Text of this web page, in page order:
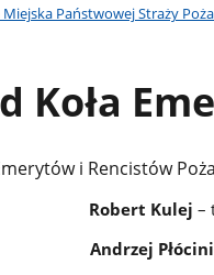
Państwowej Straży
Koła
i Rencistów
Robert Kulej –
Andrzej